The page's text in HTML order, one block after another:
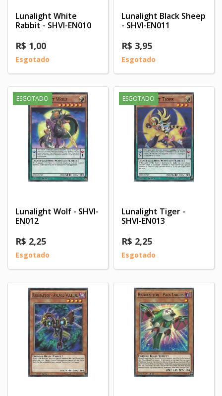
Lunalight White
Rabbit - SHVI-EN010
R$ 1,00
Esgotado
Lunalight Black Sheep
- SHVI-EN011
R$ 3,95
Esgotado
ESGOTADO
Lunalight Wolf - SHVI-
EN012
R$ 2,25
Esgotado
ESGOTADO
Lunalight Tiger -
SHVI-EN013
R$ 2,25
Esgotado